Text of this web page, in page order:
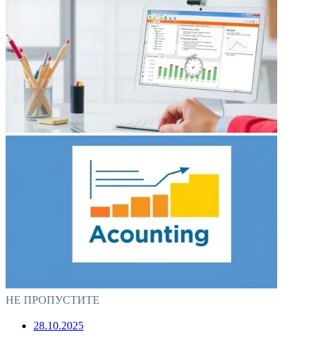
НЕ ПРОПУСТИТЕ
28.10.2025